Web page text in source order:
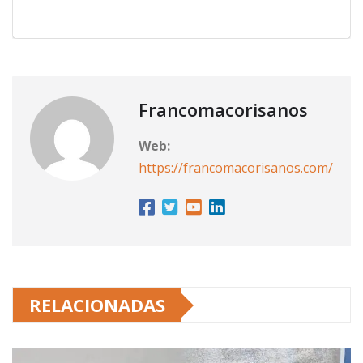
Francomacorisanos
Web:
https://francomacorisanos.com/
RELACIONADAS